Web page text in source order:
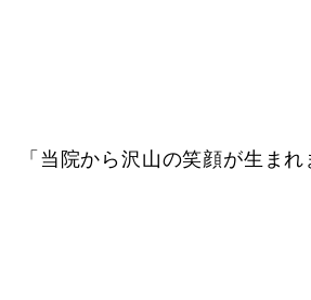
「当院から沢山の笑顔が生まれ